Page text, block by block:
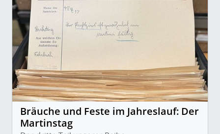
Bräuche und Feste im Jahreslauf: Der
Martinstag